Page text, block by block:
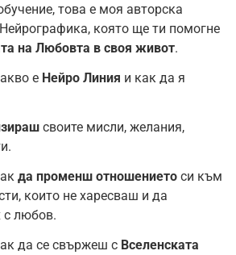
това е моя авторска
която ще ти помогне
на Любовта в своя живот.
е Нейро Линия и как да я
своите мисли, желания,
да променш отношението си към
които не харесваш и да
с любов.
да се свържеш с Вселенската